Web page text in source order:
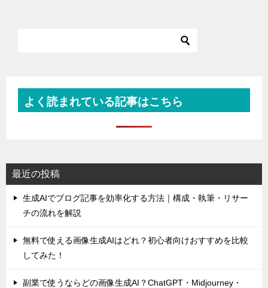
よく読まれている記事はこちら
最近の投稿
生成AIでブログ記事を効率化する方法｜構成・執筆・リサー
チの流れを解説
無料で使える画像生成AIはどれ？初心者向けおすすめを比較
してみた！
副業で使うならどの画像生成AI？ChatGPT・Midjourney・